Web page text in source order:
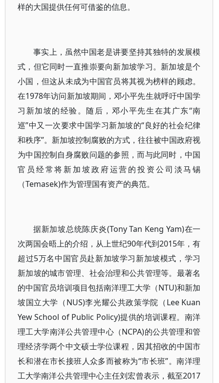
样的大国提供任何可借鉴的信息。
事实上，虽然中国老是讲要坚持其独特的发展模
式，但它同时一直推崇要向新加坡学习。新加坡是个
小国，但这从未成为中国官员将其视为榜样的顾虑。
在1978年访问新加坡期间，邓小平先生就呼吁中国学
习新加坡的经验。随后，邓小平先生在其广东“南
巡”中又一次要求中国学习新加坡的“良好的社会纪律
和秩序”。新加坡控制腐败的方式，往往被中国政府视
为中国控制自身腐败问题的参照，而与此同时，中国
官员经常将新加坡政府运营的投资公司淡马锡
（Temasek)作为管理国有资产的典范。
据新加坡总统陈庆炎(Tony Tan Keng Yam)在一
次两国会晤上的介绍，从上世纪90年代到2015年，有
超过5万名中国官员赴新加坡学习新加坡模式，学习
新加坡的城市管理、社会治理和公共管理等。最著名
的中国官员培训项目包括南洋理工大学（NTU)和新加
坡国立大学（NUS)李光耀公共政策学院（Lee Kuan
Yew School of Public Policy)提供的培训课程。南洋
理工大学南洋公共管理中心（NCPA)的公共管理和管
理经济学两个中文硕士学位课程，因其招收的中国市
长和潜在市长接班人众多而被称为“市长班”。南洋理
工大学南洋公共管理中心主任刘宏曾表示，截至2017